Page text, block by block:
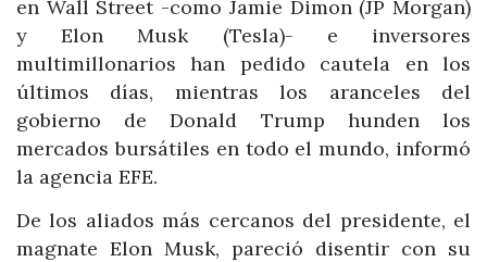
en Wall Street -como Jamie Dimon (JP Morgan)
y Elon Musk (Tesla)- e inversores
multimillonarios han pedido cautela en los
últimos días, mientras los aranceles del
gobierno de Donald Trump hunden los
mercados bursátiles en todo el mundo, informó
la agencia EFE.
De los aliados más cercanos del presidente, el
magnate Elon Musk, pareció disentir con su